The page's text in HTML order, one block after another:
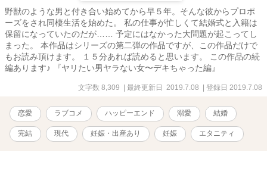
野獣のような男と付き合い始めてから早５年。そんな彼からプロポ
ーズをされ同棲生活を始めた。 私の仕事が忙しくて結婚式と入籍は
保留になっていたのだが…… 予定にはなかった大問題が起こってし
まった。 本作品はシリーズの第二弾の作品ですが、この作品だけで
もお読み頂けます。 １５分あれば読めると思います。 この作品の続
編あります♪ 『ヤリたい男ヤラない女〜デキちゃった編』
文字数 8,309 | 最終更新日 2019.7.08 | 登録日 2019.7.08
恋愛 ラブコメ ハッピーエンド 溺愛 結婚
完結 現代 妊娠・出産あり 妊娠 エタニティ